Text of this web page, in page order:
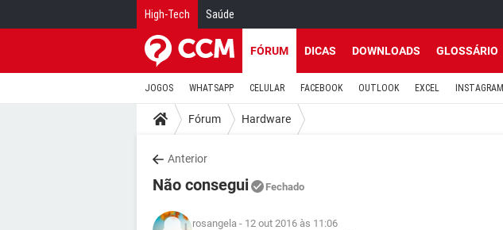
High-Tech Saúde
FÓRUM DICAS DOWNLOADS GLOSSÁRIO
JOGOS WHATSAPP CELULAR FACEBOOK OUTLOOK EXCEL INSTAGRAM
Fórum Hardware
Anterior
Não consegui Fechado
rosangela - 12 out 2016 às 11:06